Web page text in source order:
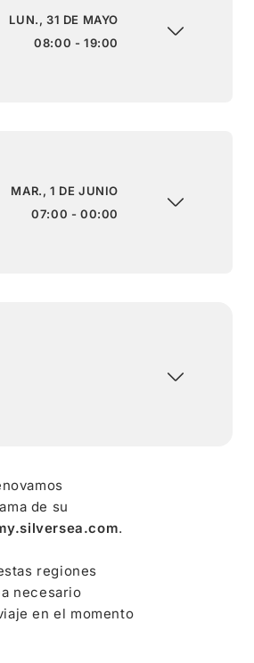
LUN., 31 DE MAYO
08:00 - 19:00
MAR., 1 DE JUNIO
07:00 - 00:00
de su
.
regiones
necesario
en el momento